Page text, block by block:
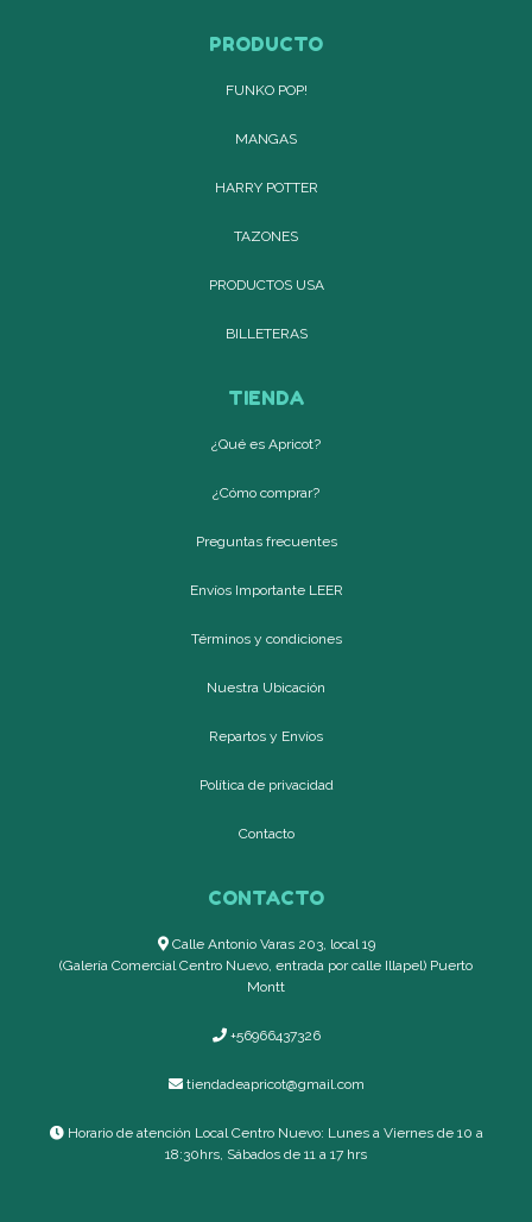
PRODUCTO
FUNKO POP!
MANGAS
HARRY POTTER
TAZONES
PRODUCTOS USA
BILLETERAS
TIENDA
¿Qué es Apricot?
¿Cómo comprar?
Preguntas frecuentes
Envíos Importante LEER
Términos y condiciones
Nuestra Ubicación
Repartos y Envíos
Política de privacidad
Contacto
CONTACTO
Calle Antonio Varas 203, local 19
(Galería Comercial Centro Nuevo, entrada por calle Illapel) Puerto
Montt
+56966437326
tiendadeapricot@gmail.com
Horario de atención Local Centro Nuevo: Lunes a Viernes de 10 a
18:30hrs, Sábados de 11 a 17 hrs